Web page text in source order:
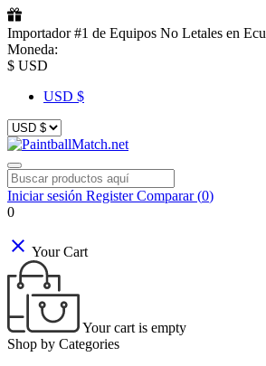
Importador #1 de Equipos No Letales en
Moneda:
$ USD
USD $
Iniciar sesión Register Comparar (0)
0
close Your Cart
Your cart is empty
Shop by Categories